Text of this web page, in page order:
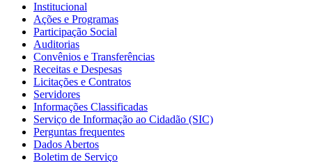
Institucional
Ações e Programas
Participação Social
Auditorias
Convênios e Transferências
Receitas e Despesas
Licitações e Contratos
Servidores
Informações Classificadas
Serviço de Informação ao Cidadão (SIC)
Perguntas frequentes
Dados Abertos
Boletim de Serviço